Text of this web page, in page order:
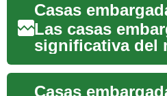
Las casas
significativa del
Estas